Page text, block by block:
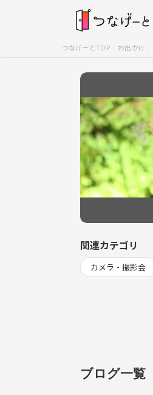
つなげーとTOP お出かけ
関連カテゴリ
カメラ・撮影会
ブログ一覧